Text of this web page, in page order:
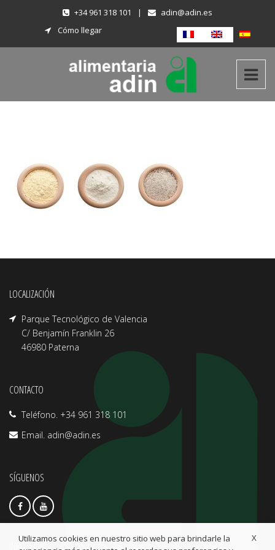
+34 961 318 101 |
adin@adin.es
Cómo llegar
LOCALIZACIÓN
Parque Tecnológico de Valencia
C/ Benjamín Franklin 26
46980 Paterna
CONTACTO
Teléfono. +34 961 318 101
Email. adin@adin.es
SÍGUENOS
INFO LEGAL
X
Utilizamos cookies en nuestro sitio web para brindarle la